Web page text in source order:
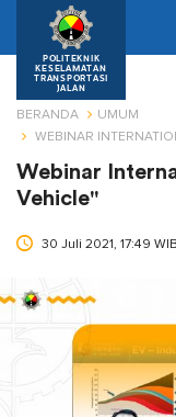
POLITEKNIK
KESELAMATAN
TRANSPORTASI
JALAN
BERANDA
UMUM
WEBINAR
Webinar
Vehicle"
30 Juli 2021, 17:49 WIB